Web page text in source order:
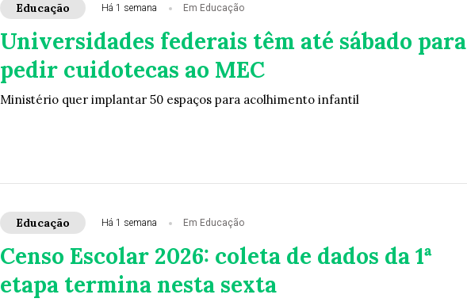
Educação Há 1 semana Em Educação
Universidades federais têm até sábado para
pedir cuidotecas ao MEC
Ministério quer implantar 50 espaços para acolhimento infantil
Educação Há 1 semana Em Educação
Censo Escolar 2026: coleta de dados da 1ª
etapa termina nesta sexta